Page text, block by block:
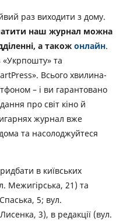
раз виходити з дому.
наш журнал можна
а також онлайн.
«Укрпошту» та
Всього хвилина-
– і ви гарантовано
про світ кіно й
журнал вже
та насолоджуйтеся
в київських
Межигірська, 21) та
5; вул.
3), в редакції (вул.